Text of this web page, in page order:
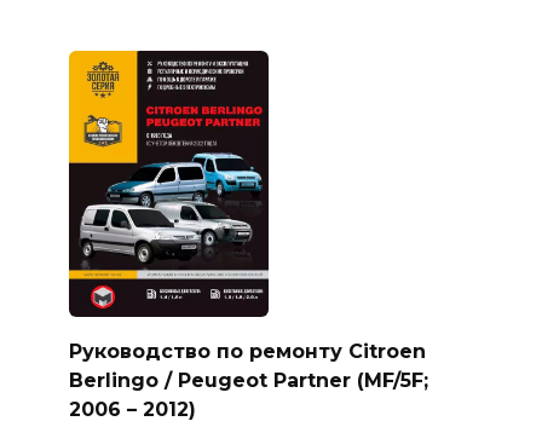
Руководство по ремонту Citroen
Berlingo / Peugeot Partner (MF/5F;
2006 – 2012)